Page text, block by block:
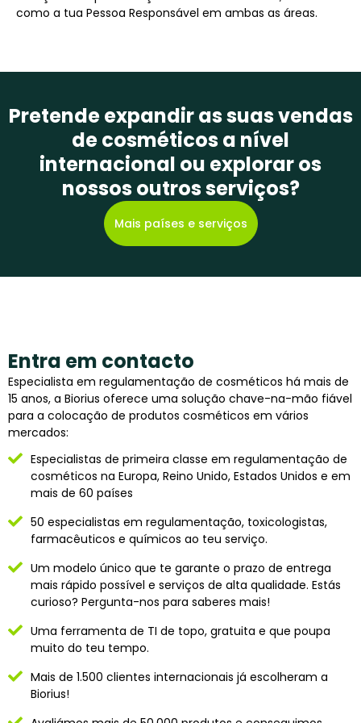
como a tua Pessoa Responsável em ambas as áreas.
Pretende expandir as suas vendas
de cosméticos a nível
internacional ou explorar os
nossos outros serviços?
Mais países e serviços
Entra em contacto
Especialista em regulamentação de cosméticos há mais de
15 anos, a Biorius oferece uma solução chave-na-mão fiável
para a colocação de produtos cosméticos em vários
mercados:
Especialistas de primeira classe em regulamentação de
cosméticos na Europa, Reino Unido, Estados Unidos e em
mais de 60 países
50 especialistas em regulamentação, toxicologistas,
farmacêuticos e químicos ao teu serviço.
Um modelo único que te garante o prazo de entrega
mais rápido possível e serviços de alta qualidade. Estás
curioso? Pergunta-nos para saberes mais!
Uma ferramenta de TI de topo, gratuita e que poupa
muito do teu tempo.
Mais de 1.500 clientes internacionais já escolheram a
Biorius!